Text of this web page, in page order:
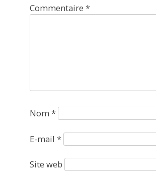
Commentaire *
Nom *
E-mail *
Site web